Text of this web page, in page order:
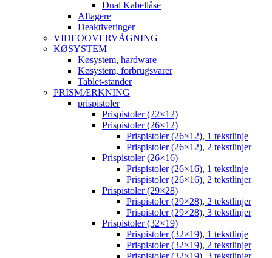
Dual Kabellåse
Aftagere
Deaktiveringer
VIDEOOVERVÅGNING
KØSYSTEM
Køsystem, hardware
Køsystem, forbrugsvarer
Tablet-stander
PRISMÆRKNING
prispistoler
Prispistoler (22×12)
Prispistoler (26×12)
Prispistoler (26×12), 1 tekstlinje
Prispistoler (26×12), 2 tekstlinjer
Prispistoler (26×16)
Prispistoler (26×16), 1 tekstlinje
Prispistoler (26×16), 2 tekstlinjer
Prispistoler (29×28)
Prispistoler (29×28), 2 tekstlinjer
Prispistoler (29×28), 3 tekstlinjer
Prispistoler (32×19)
Prispistoler (32×19), 1 tekstlinje
Prispistoler (32×19), 2 tekstlinjer
Prispistoler (32×19), 3 tekstlinjer